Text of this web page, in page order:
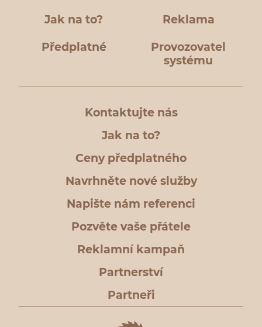
Jak na to? Reklama
Předplatné
Provozovatel
systému
Kontaktujte nás
Jak na to?
Ceny předplatného
Navrhněte nové služby
Napište nám referenci
Pozvěte vaše přátele
Reklamní kampaň
Partnerství
Partneři